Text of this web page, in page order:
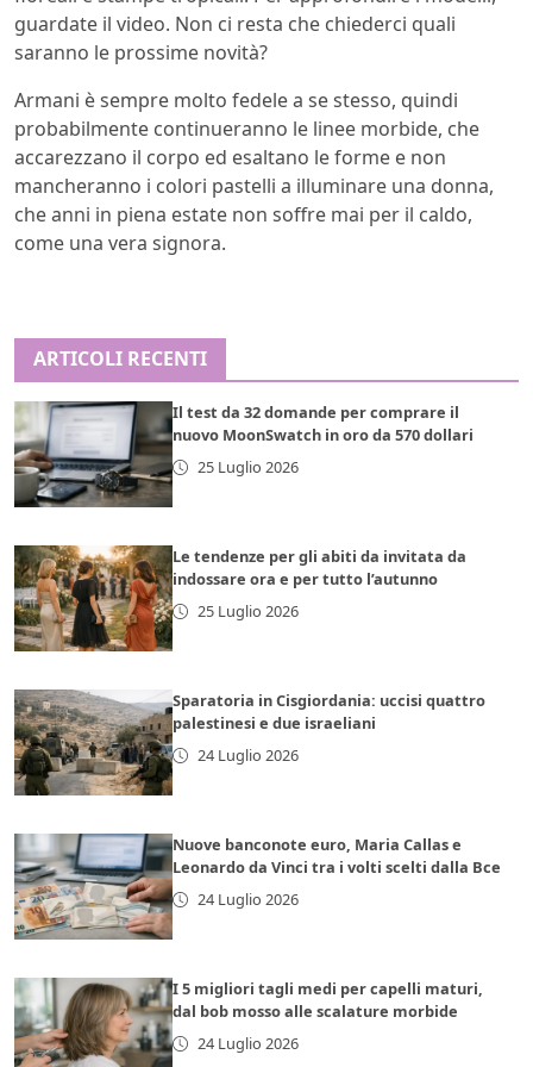
guardate il video. Non ci resta che chiederci quali
saranno le prossime novità?
Armani è sempre molto fedele a se stesso, quindi
probabilmente continueranno le linee morbide, che
accarezzano il corpo ed esaltano le forme e non
mancheranno i colori pastelli a illuminare una donna,
che anni in piena estate non soffre mai per il caldo,
come una vera signora.
ARTICOLI RECENTI
Il test da 32 domande per comprare il
nuovo MoonSwatch in oro da 570 dollari
25 Luglio 2026
Le tendenze per gli abiti da invitata da
indossare ora e per tutto l’autunno
25 Luglio 2026
Sparatoria in Cisgiordania: uccisi quattro
palestinesi e due israeliani
24 Luglio 2026
Nuove banconote euro, Maria Callas e
Leonardo da Vinci tra i volti scelti dalla Bce
24 Luglio 2026
I 5 migliori tagli medi per capelli maturi,
dal bob mosso alle scalature morbide
24 Luglio 2026